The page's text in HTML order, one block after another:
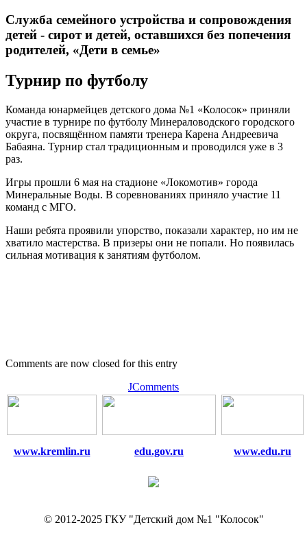
Служба семейного устройства и сопровождения
детей - сирот и детей, оставшихся без попечения
родителей, «Дети в семье»
Турнир по футболу
Команда юнармейцев детского дома №1 «Колосок» приняли
участие в турнире по футболу Минераловодского городского
округа, посвящённом памяти тренера Карена Андреевича
Бабаяна. Турнир стал традиционным и проводился уже в 3
раз.
Игры прошли 6 мая на стадионе «Локомотив» города
Минеральные Воды. В соревнованиях приняло участие 11
команд с МГО.
Наши ребята проявили упорство, показали характер, но им не
хватило мастерства. В призеры они не попали. Но появилась
сильная мотивация к занятиям футболом.
Comments are now closed for this entry
JComments
www.kremlin.ru edu.gov.ru www.edu.ru
© 2012-2025 ГКУ "Детский дом №1 "Колосок"